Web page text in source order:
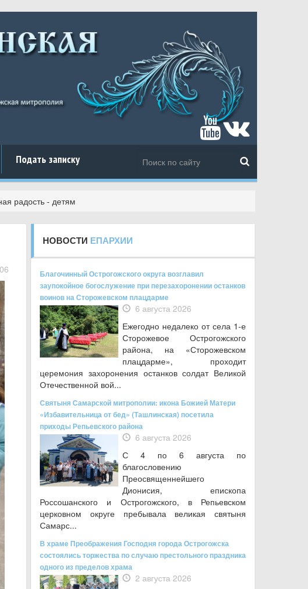
Подать записку
радость - детям
НОВОСТИ ЕПАРХИИ
Благочинный Острогожского округа возглавил
заупокойное богослужение при перезахоронении останков
воинов на Сторожевском плацдарме
6 августа 2026
Ежегодно недалеко от села 1-е
Сторожевое Острогожского
района, на «Сторожевском
плацдарме», проходит
церемония захоронения останков солдат Великой
Отечественной вой...
Святыня Самарской митрополии: икона Божией Матери
«Избавительница от бед» (Ташлинская) посетила
приходы Репьевского района
6 августа 2026
С 4 по 6 августа по
благословению
Преосвященнейшего
Дионисия, епископа
Россошанского и Острогожского, в Репьевском
церковном округе пребывала великая святыня
Самарс...
В храме Преображения Господня города Острогожска
состоялись торжества по случаю престольного праздника
одного из пределов храма
2 августа 2026